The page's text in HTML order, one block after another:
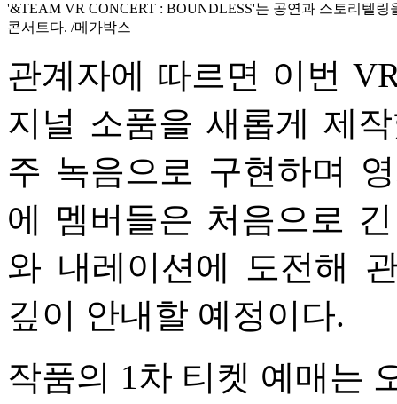
'&TEAM VR CONCERT : BOUNDLESS'는 공연과 스토리텔링
콘서트다. /메가박스
관계자에 따르면 이번
지널 소품을 새롭게 제
주 녹음으로 구현하며
에 멤버들은 처음으로
와 내레이션에 도전해
깊이 안내할 예정이다.
작품의 1차 티켓 예매는